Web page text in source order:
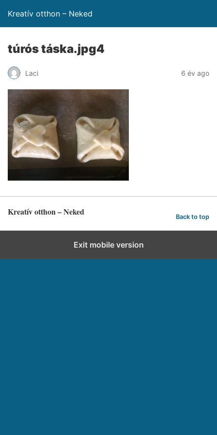
Kreatív otthon – Neked
túrós táska.jpg4
Laci 6 év ago
Kreatív otthon – Neked Back to top
Exit mobile version